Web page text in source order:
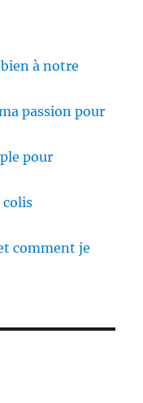
à notre
passion pour
pour
colis
comment je